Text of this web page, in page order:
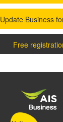
Update Business
Free